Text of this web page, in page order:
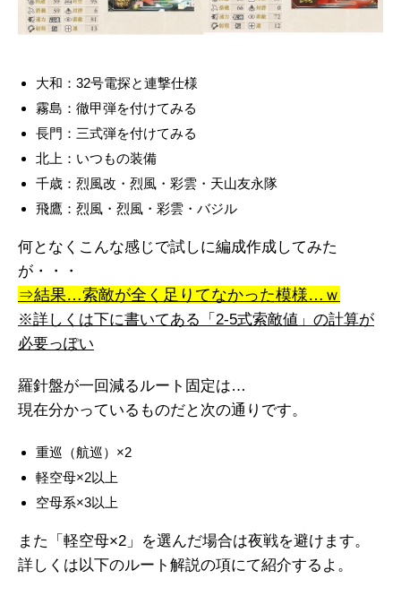
大和：32号電探と連撃仕様
霧島：徹甲弾を付けてみる
長門：三式弾を付けてみる
北上：いつもの装備
千歳：烈風改・烈風・彩雲・天山友永隊
飛鷹：烈風・烈風・彩雲・バジル
何となくこんな感じで試しに編成作成してみた
が・・・
⇒結果…索敵が全く足りてなかった模様…ｗ
※詳しくは下に書いてある「2-5式索敵値」の計算が
必要っぽい
羅針盤が一回減るルート固定は…
現在分かっているものだと次の通りです。
重巡（航巡）×2
軽空母×2以上
空母系×3以上
また「軽空母×2」を選んだ場合は夜戦を避けます。
詳しくは以下のルート解説の項にて紹介するよ。